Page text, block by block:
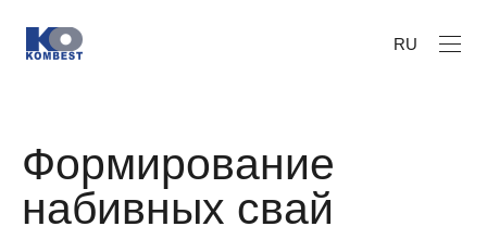
RU
Формирование
набивных свай